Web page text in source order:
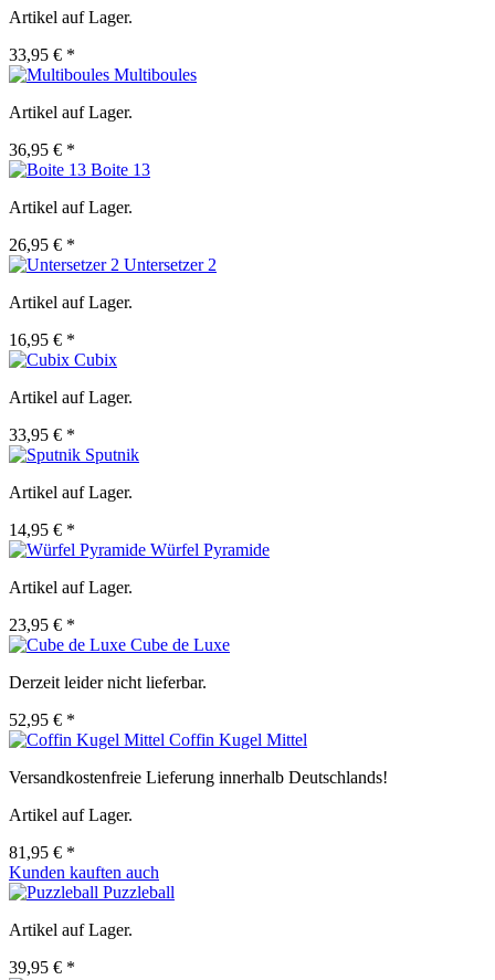
Artikel auf Lager.
33,95 € *
Multiboules
Artikel auf Lager.
36,95 € *
Boite 13
Artikel auf Lager.
26,95 € *
Untersetzer 2
Artikel auf Lager.
16,95 € *
Cubix
Artikel auf Lager.
33,95 € *
Sputnik
Artikel auf Lager.
14,95 € *
Würfel Pyramide
Artikel auf Lager.
23,95 € *
Cube de Luxe
Derzeit leider nicht lieferbar.
52,95 € *
Coffin Kugel Mittel
Versandkostenfreie Lieferung innerhalb Deutschlands!
Artikel auf Lager.
81,95 € *
Kunden kauften auch
Puzzleball
Artikel auf Lager.
39,95 € *